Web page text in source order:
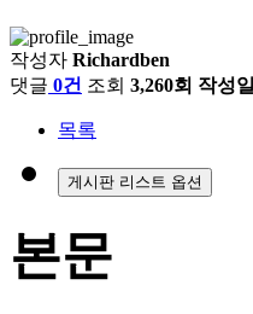
작성자 Richardben
댓글 0건 조회 3,260회 작성일
목록
게시판 리스트 옵션
본문